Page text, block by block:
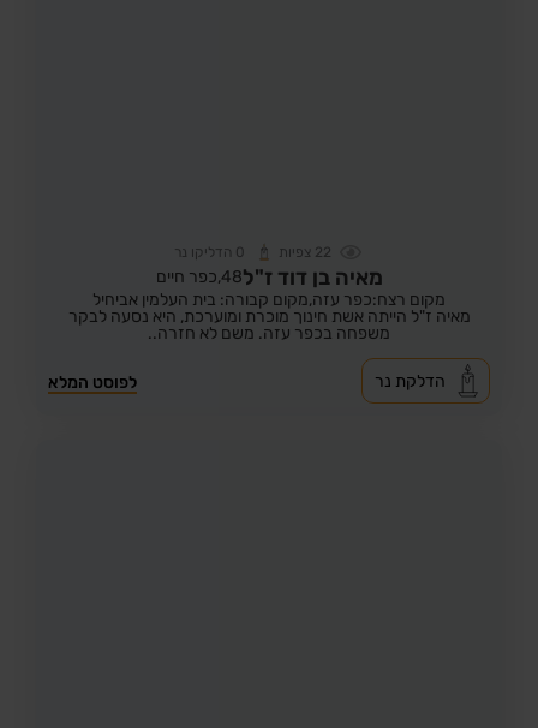
22 צפיות 0 הדליקו נר
מאיה בן דוד ז"ל48, כפר חיים
מקום רצח:כפר עזה,מקום קבורה: בית העלמין אביחיל
מאיה ז"ל הייתה אשת חינוך מוכרת ומוערכת, היא נסעה לבקר
משפחה בכפר עזה. משם לא חזרה..
לפוסט המלא הדלקת נר